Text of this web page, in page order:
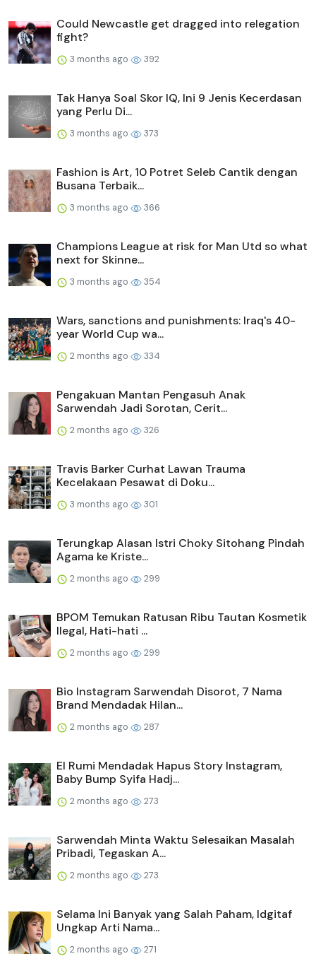
Could Newcastle get dragged into relegation
fight?
3 months ago 392
Tak Hanya Soal Skor IQ, Ini 9 Jenis Kecerdasan
yang Perlu Di...
3 months ago 373
Fashion is Art, 10 Potret Seleb Cantik dengan
Busana Terbaik...
3 months ago 366
Champions League at risk for Man Utd so what
next for Skinne...
3 months ago 354
Wars, sanctions and punishments: Iraq's 40-
year World Cup wa...
2 months ago 334
Pengakuan Mantan Pengasuh Anak
Sarwendah Jadi Sorotan, Cerit...
2 months ago 326
Travis Barker Curhat Lawan Trauma
Kecelakaan Pesawat di Doku...
3 months ago 301
Terungkap Alasan Istri Choky Sitohang Pindah
Agama ke Kriste...
2 months ago 299
BPOM Temukan Ratusan Ribu Tautan Kosmetik
Ilegal, Hati-hati ...
2 months ago 299
Bio Instagram Sarwendah Disorot, 7 Nama
Brand Mendadak Hilan...
2 months ago 287
El Rumi Mendadak Hapus Story Instagram,
Baby Bump Syifa Hadj...
2 months ago 273
Sarwendah Minta Waktu Selesaikan Masalah
Pribadi, Tegaskan A...
2 months ago 273
Selama Ini Banyak yang Salah Paham, Idgitaf
Ungkap Arti Nama...
2 months ago 271